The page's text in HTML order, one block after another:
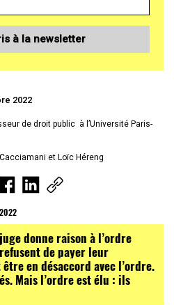
à la newsletter
2022
de droit public à l’Université Paris-
et Loïc Héreng
donne raison à l’ordre
de payer leur
en désaccord avec l’ordre.
Mais l’ordre est élu : ils